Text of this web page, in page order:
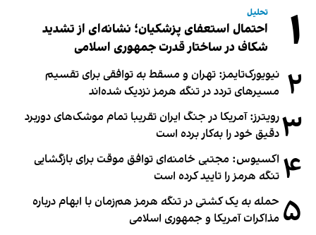
۱ تحلیل
احتمال استعفای پزشکیان؛ نشانه‌ای از تشدید
شکاف در ساختار قدرت جمهوری اسلامی
۲ نیویورک‌تایمز: تهران و مسقط به توافقی برای تقسیم
مسیرهای تردد در تنگه هرمز نزدیک شده‌اند
۳رویترز: آمریکا در جنگ ایران تقریبا تمام موشک‌های دوربرد
دقیق خود را به‌کار برده است
۴ اکسیوس: مجتبی خامنه‌ای توافق موقت برای بازگشایی
تنگه هرمز را تایید کرده است
۵ حمله به یک کشتی در تنگه هرمز هم‌زمان با ابهام درباره
مذاکرات آمریکا و جمهوری اسلامی